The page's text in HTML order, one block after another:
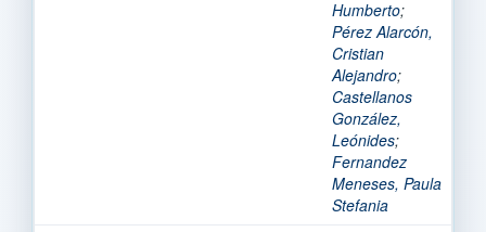
Humberto;
Pérez Alarcón,
Cristian
Alejandro;
Castellanos
González,
Leónides;
Fernandez
Meneses, Paula
Stefania